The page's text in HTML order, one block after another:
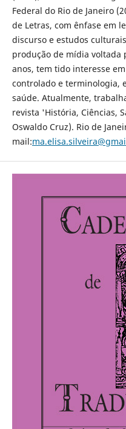
Federal do Rio de Janeiro
de Letras, com ênfase em
discurso e estudos
produção de mídia voltada
anos, tem tido interesse
controlado e terminologia,
saúde. Atualmente,
revista 'História, Ciências,
Oswaldo Cruz). Rio de
mail: